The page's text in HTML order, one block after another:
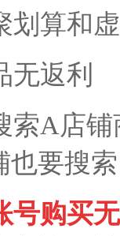
划算和
无返利
索A店铺
也要搜
号购买